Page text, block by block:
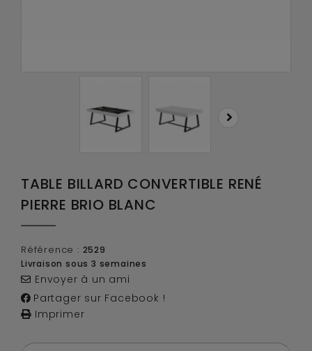
TABLE BILLARD CONVERTIBLE RENÉ
PIERRE BRIO BLANC
Référence : 2529
Livraison sous 3 semaines
Envoyer à un ami
Partager sur Facebook !
Imprimer